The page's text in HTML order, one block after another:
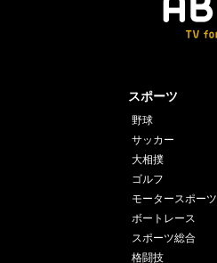
スポーツ
野球
サッカー
大相撲
ゴルフ
モータースポーツ
ボートレース
スポーツ総合
格闘技